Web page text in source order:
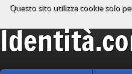
Questo sito utilizza cookie solo